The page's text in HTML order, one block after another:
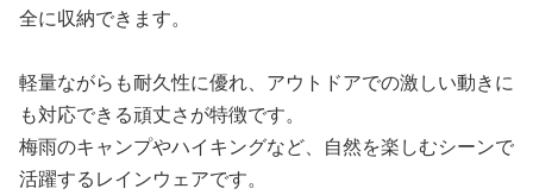
全に収納できます。
軽量ながらも耐久性に優れ、アウトドアでの激しい動きに
も対応できる頑丈さが特徴です。
梅雨のキャンプやハイキングなど、自然を楽しむシーンで
活躍するレインウェアです。